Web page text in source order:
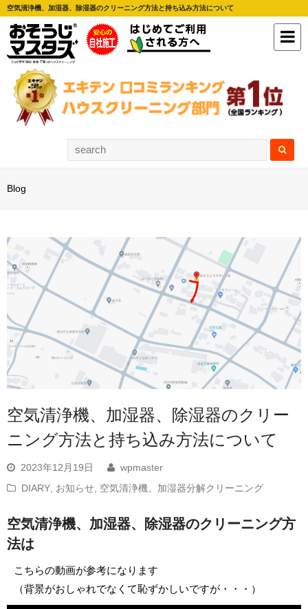
空気清浄機、加湿器、除湿器のクリーニング方法と持ち込み方法について
Blog
空気清浄機、加湿器、除湿器のクリー
ニング方法と持ち込み方法について
2023年12月19日
wpmaster
DIARY お知らせ 空気清浄機、加湿器分解クリーニング
空気清浄機、加湿器、除湿器のクリーニング方
法は
こちらの動画が参考になります
（背景がおしゃれでなくて恥ずかしいですが・・・）